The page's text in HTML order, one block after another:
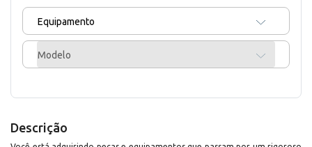
Equipamento
Modelo
Descrição